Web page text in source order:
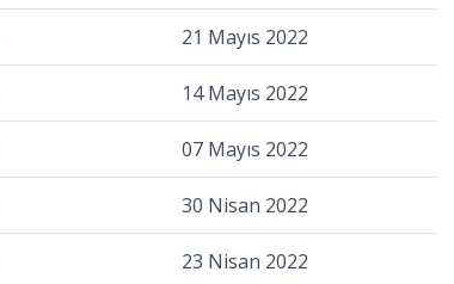
21 Mayıs 2022
14 Mayıs 2022
07 Mayıs 2022
30 Nisan 2022
23 Nisan 2022